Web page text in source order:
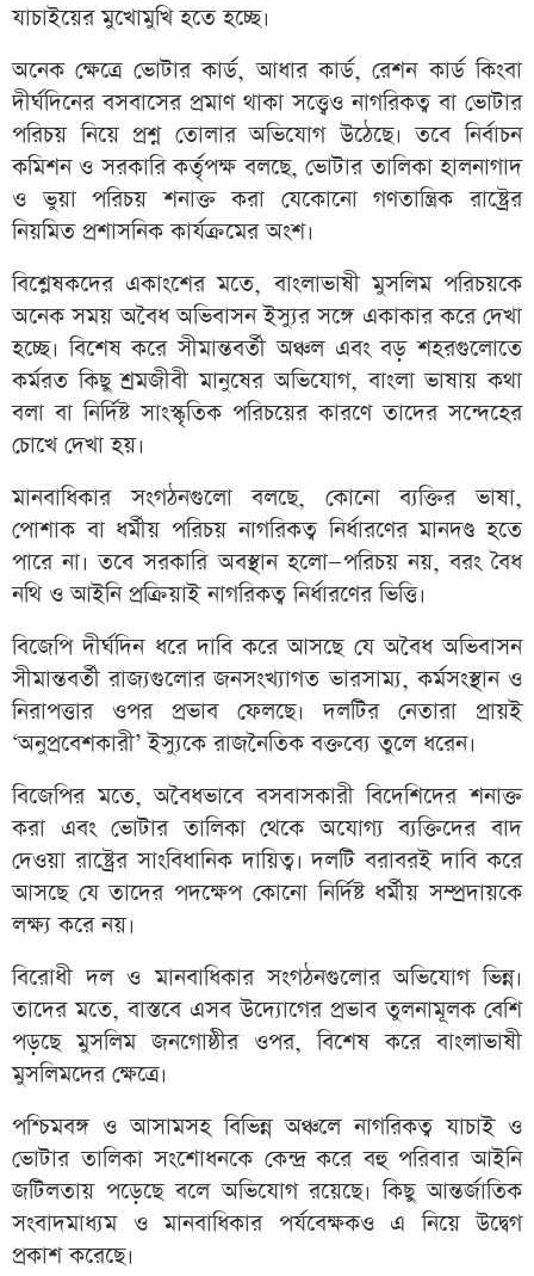
যাচাইয়ের মুখোমুখি হতে হচ্ছে।
অনেক ক্ষেত্রে ভোটার কার্ড, আধার কার্ড, রেশন কার্ড কিংবা
দীর্ঘদিনের বসবাসের প্রমাণ থাকা সত্ত্বেও নাগরিকত্ব বা ভোটার
পরিচয় নিয়ে প্রশ্ন তোলার অভিযোগ উঠেছে। তবে নির্বাচন
কমিশন ও সরকারি কর্তৃপক্ষ বলছে, ভোটার তালিকা হালনাগাদ
ও ভুয়া পরিচয় শনাক্ত করা যেকোনো গণতান্ত্রিক রাষ্ট্রের
নিয়মিত প্রশাসনিক কার্যক্রমের অংশ।
বিশ্লেষকদের একাংশের মতে, বাংলাভাষী মুসলিম পরিচয়কে
অনেক সময় অবৈধ অভিবাসন ইস্যুর সঙ্গে একাকার করে দেখা
হচ্ছে। বিশেষ করে সীমান্তবর্তী অঞ্চল এবং বড় শহরগুলোতে
কর্মরত কিছু শ্রমজীবী মানুষের অভিযোগ, বাংলা ভাষায় কথা
বলা বা নির্দিষ্ট সাংস্কৃতিক পরিচয়ের কারণে তাদের সন্দেহের
চোখে দেখা হয়।
মানবাধিকার সংগঠনগুলো বলছে, কোনো ব্যক্তির ভাষা,
পোশাক বা ধর্মীয় পরিচয় নাগরিকত্ব নির্ধারণের মানদণ্ড হতে
পারে না। তবে সরকারি অবস্থান হলো—পরিচয় নয়, বরং বৈধ
নথি ও আইনি প্রক্রিয়াই নাগরিকত্ব নির্ধারণের ভিত্তি।
বিজেপি দীর্ঘদিন ধরে দাবি করে আসছে যে অবৈধ অভিবাসন
সীমান্তবর্তী রাজ্যগুলোর জনসংখ্যাগত ভারসাম্য, কর্মসংস্থান ও
নিরাপত্তার ওপর প্রভাব ফেলছে। দলটির নেতারা প্রায়ই
‘অনুপ্রবেশকারী’ ইস্যুকে রাজনৈতিক বক্তব্যে তুলে ধরেন।
বিজেপির মতে, অবৈধভাবে বসবাসকারী বিদেশিদের শনাক্ত
করা এবং ভোটার তালিকা থেকে অযোগ্য ব্যক্তিদের বাদ
দেওয়া রাষ্ট্রের সাংবিধানিক দায়িত্ব। দলটি বরাবরই দাবি করে
আসছে যে তাদের পদক্ষেপ কোনো নির্দিষ্ট ধর্মীয় সম্প্রদায়কে
লক্ষ্য করে নয়।
বিরোধী দল ও মানবাধিকার সংগঠনগুলোর অভিযোগ ভিন্ন।
তাদের মতে, বাস্তবে এসব উদ্যোগের প্রভাব তুলনামূলক বেশি
পড়ছে মুসলিম জনগোষ্ঠীর ওপর, বিশেষ করে বাংলাভাষী
মুসলিমদের ক্ষেত্রে।
পশ্চিমবঙ্গ ও আসামসহ বিভিন্ন অঞ্চলে নাগরিকত্ব যাচাই ও
ভোটার তালিকা সংশোধনকে কেন্দ্র করে বহু পরিবার আইনি
জটিলতায় পড়েছে বলে অভিযোগ রয়েছে। কিছু আন্তর্জাতিক
সংবাদমাধ্যম ও মানবাধিকার পর্যবেক্ষকও এ নিয়ে উদ্বেগ
প্রকাশ করেছে।